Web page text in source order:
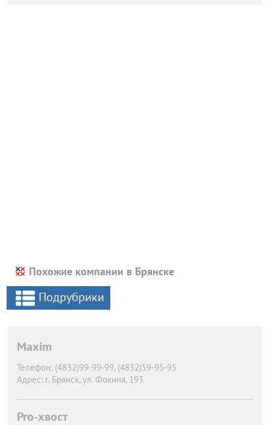
Похожие компании в Брянске
Подрубрики
Maxim
Телефон: (4832)99-99-99, (4832)59-95-95
Адрес: г. Брянск, ул. Фокина, 193
Pro-хвост